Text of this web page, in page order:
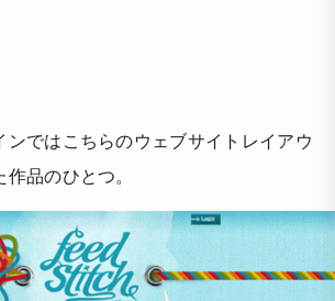
ンではこちらのウェブサイトレイアウ
品のひとつ。